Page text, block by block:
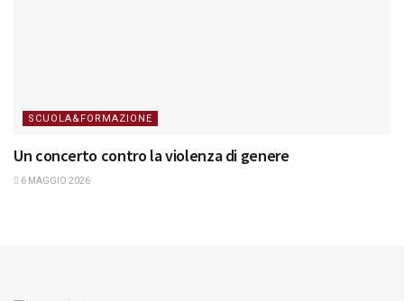
SCUOLA&FORMAZIONE
Un concerto contro la violenza di genere
6 MAGGIO 2026